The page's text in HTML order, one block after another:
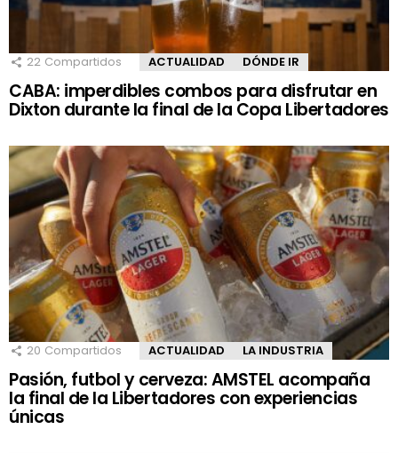
22 Compartidos ACTUALIDAD DÓNDE IR
CABA: imperdibles combos para disfrutar en
Dixton durante la final de la Copa Libertadores
20 Compartidos ACTUALIDAD LA INDUSTRIA
Pasión, futbol y cerveza: AMSTEL acompaña
la final de la Libertadores con experiencias
únicas